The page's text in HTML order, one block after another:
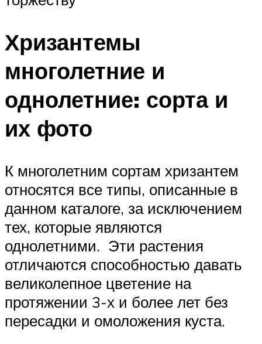
Хризантемы
многолетние и
однолетние: сорта и
их фото
К многолетним сортам хризантем
относятся все типы, описанные в
данном каталоге, за исключением
тех, которые являются
однолетними. Эти растения
отличаются способностью давать
великолепное цветение на
протяжении 3-х и более лет без
пересадки и омоложения куста.